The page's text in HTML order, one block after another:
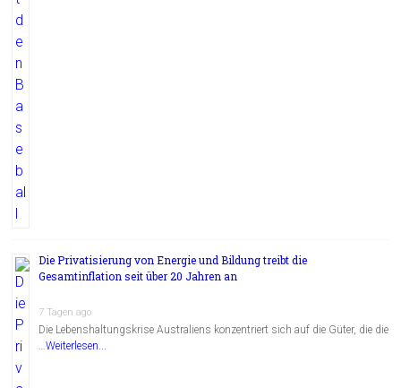
Die Privatisierung von Energie und Bildung treibt die
Gesamtinflation seit über 20 Jahren an
7 Tagen ago
Die Lebenshaltungskrise Australiens konzentriert sich auf die Güter, die die
…Weiterlesen...